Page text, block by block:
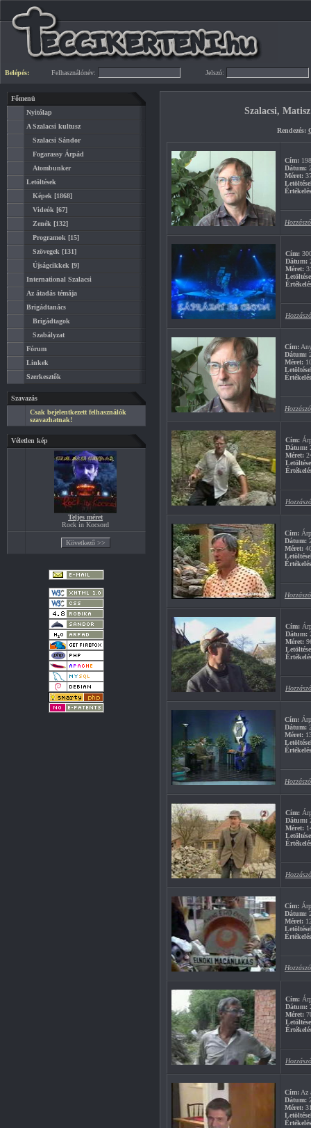
Belépés: Felhasználónév: Jelszó:
Főmenü
Nyitólap
A Szalacsi kultusz
Szalacsi Sándor
Fogarassy Árpád
Atombunker
Letöltések
Képek [1868]
Videók [67]
Zenék [132]
Programok [15]
Szövegek [131]
Újságcikkek [9]
International Szalacsi
Az átadás témája
Brigádtanács
Brigádtagok
Szabályzat
Fórum
Linkek
Szerkesztők
Szavazás
Csak bejelentkezett felhasználók
szavazhatnak!
Véletlen kép
Teljes méret
Rock in Kocsord
Szalacsi,
Rendezés:
Cím:
Dátum:
Méret:
Cím:
Dátum:
Méret:
Cím:
Dátum:
Méret:
Cím:
Dátum:
Méret:
Cím:
Dátum:
Méret:
Cím:
Dátum:
Méret:
Cím:
Dátum:
Méret:
Cím:
Dátum:
Méret:
Cím:
Dátum:
Méret:
Cím:
Dátum:
Méret:
Cím: Az
Dátum:
Méret: